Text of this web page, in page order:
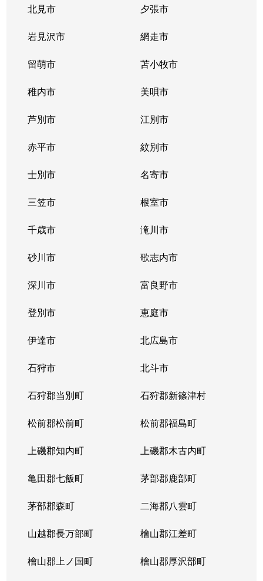
北３７条東
新道東
北３７条東
新道東
北３９条東
麻生
北３９条東
栄町(札幌)
北３９条東
栄町(札幌)
北４０条東
栄町(札幌)
北４０条東
栄町(札幌)
北４１条東
麻生
北４２条東
栄町(札幌)
北４３条東
栄町(札幌)
北４３条東
栄町(札幌)
北４６条東
栄町(札幌)
北４６条東
栄町(札幌)
東苗穂５条
元町(札幌)
伏古４条
環状通東
本町２条
環状通東
北見市 夕張市
岩見沢市 網走市
留萌市 苫小牧市
稚内市 美唄市
芦別市 江別市
赤平市 紋別市
士別市 名寄市
三笠市 根室市
千歳市 滝川市
砂川市 歌志内市
深川市 富良野市
登別市 恵庭市
伊達市 北広島市
石狩市 北斗市
石狩郡当別町 石狩郡新篠津村
松前郡松前町 松前郡福島町
上磯郡知内町 上磯郡木古内町
亀田郡七飯町 茅部郡鹿部町
茅部郡森町 二海郡八雲町
山越郡長万部町 檜山郡江差町
檜山郡上ノ国町 檜山郡厚沢部町